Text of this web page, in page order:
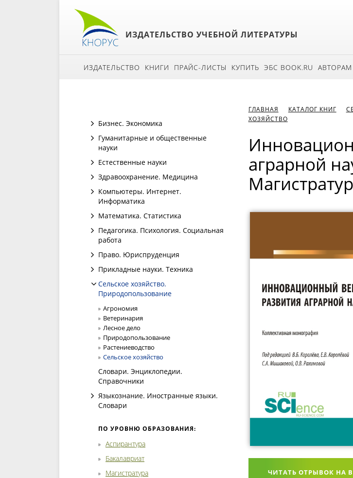
ИЗДАТЕЛЬСТВО УЧЕБНОЙ ЛИТЕРАТУРЫ
ИЗДАТЕЛЬСТВО КНИГИ ПРАЙС-ЛИСТЫ КУПИТЬ ЭБС BOOK.RU АВТОРАМ
Бизнес. Экономика
Гуманитарные и общественные
науки
Естественные науки
Здравоохранение. Медицина
Компьютеры. Интернет.
Информатика
Математика. Статистика
Педагогика. Психология. Социальная
работа
Право. Юриспруденция
Прикладные науки. Техника
Сельское хозяйство.
Природопользование
Агрономия
Ветеринария
Лесное дело
Природопользование
Растениеводство
Сельское хозяйство
Словари. Энциклопедии.
Справочники
Языкознание. Иностранные языки.
Словари
ПО УРОВНЮ ОБРАЗОВАНИЯ:
Аспирантура
Бакалавриат
Магистратура
ГЛАВНАЯ КАТАЛОГ КНИГ
ХОЗЯЙСТВО
аграрной
ЧИТАТЬ ОТРЫВОК НА